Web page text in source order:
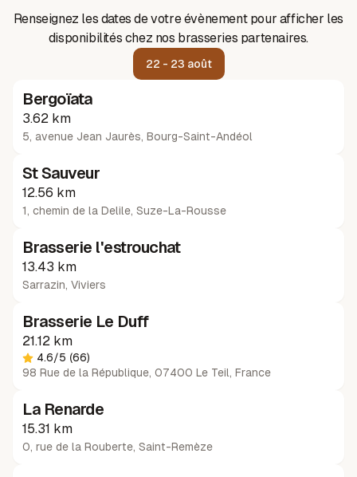
Renseignez les dates de votre évènement pour afficher les
disponibilités chez nos brasseries partenaires.
22 - 23 août
Bergoïata
3.62 km
5, avenue Jean Jaurès, Bourg-Saint-Andéol
St Sauveur
12.56 km
1, chemin de la Delile, Suze-La-Rousse
Brasserie l'estrouchat
13.43 km
Sarrazin, Viviers
Brasserie Le Duff
21.12 km
4.6/5 (66)
98 Rue de la République, 07400 Le Teil, France
La Renarde
15.31 km
0, rue de la Rouberte, Saint-Remèze